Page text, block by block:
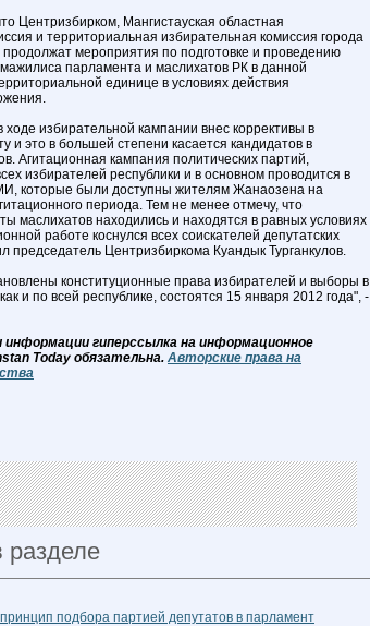
Центризбирком, Мангистауская областная
и территориальная избирательная комиссия города
мероприятия по подготовке и проведению
парламента и маслихатов РК в данной
единице в условиях действия
избирательной кампании внес коррективы в
и это в большей степени касается кандидатов в
Агитационная кампания политических партий,
избирателей республики и в основном проводится в
которые были доступны жителям Жанаозена на
периода. Тем не менее отмечу, что
маслихатов находились и находятся в равных условиях
работе коснулся всех соискателей депутатских
председатель Центризбиркома Куандык Турганкулов.
конституционные права избирателей и выборы в
и по всей республике, состоятся 15 января 2012 года", -
информации гиперссылка на информационное
Today обязательна. Авторские права на
разделе
подбора партией депутатов в парламент